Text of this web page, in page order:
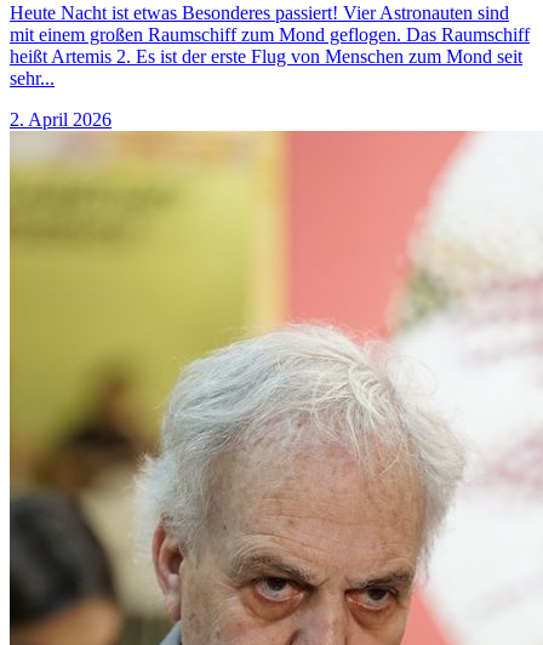
Heute Nacht ist etwas Besonderes passiert! Vier Astronauten sind
mit einem großen Raumschiff zum Mond geflogen. Das Raumschiff
heißt Artemis 2. Es ist der erste Flug von Menschen zum Mond seit
sehr...
2. April 2026